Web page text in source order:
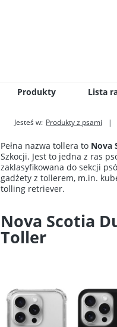
Produkty Lista
Jesteś w: Produkty z psami
Pełna nazwa tollera to Nova
Szkocji. Jest to jedna z ras
zaklasyfikowana do sekcji
gadżety z tollerem, m.in.
tolling retriever.
Nova Scotia
Toller